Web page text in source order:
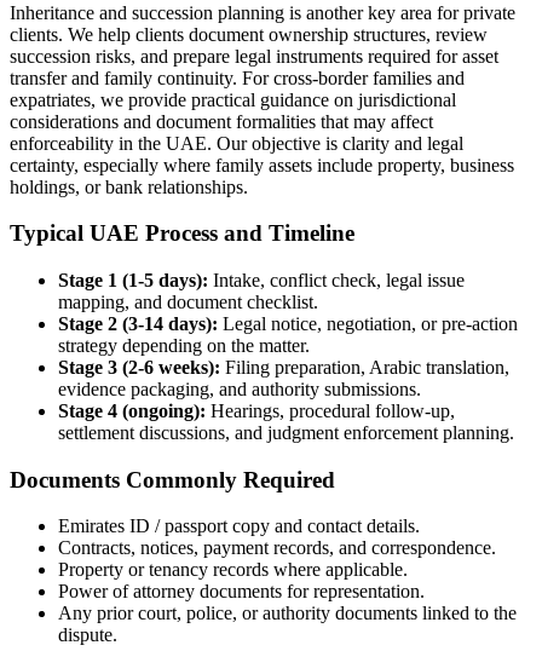
Inheritance and succession planning is another key area for private
clients. We help clients document ownership structures, review
succession risks, and prepare legal instruments required for asset
transfer and family continuity. For cross-border families and
expatriates, we provide practical guidance on jurisdictional
considerations and document formalities that may affect
enforceability in the UAE. Our objective is clarity and legal
certainty, especially where family assets include property, business
holdings, or bank relationships.
Typical UAE Process and Timeline
Stage 1 (1-5 days): Intake, conflict check, legal issue
mapping, and document checklist.
Stage 2 (3-14 days): Legal notice, negotiation, or pre-action
strategy depending on the matter.
Stage 3 (2-6 weeks): Filing preparation, Arabic translation,
evidence packaging, and authority submissions.
Stage 4 (ongoing): Hearings, procedural follow-up,
settlement discussions, and judgment enforcement planning.
Documents Commonly Required
Emirates ID / passport copy and contact details.
Contracts, notices, payment records, and correspondence.
Property or tenancy records where applicable.
Power of attorney documents for representation.
Any prior court, police, or authority documents linked to the
dispute.